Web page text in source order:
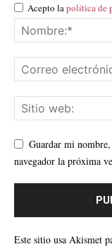
Acepto lapolítica de
Guardar mi
navegador la próxima
Este sitio usa Akismet